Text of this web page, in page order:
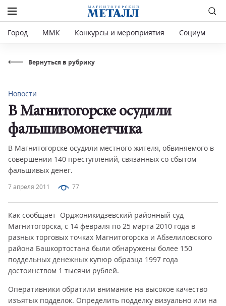
Город ММК Конкурсы и мероприятия Социум
Вернуться в рубрику
7 апреля 2011 77
Новости
В Магнитогорске осудили
фальшивомонетчика
В Магнитогорске осудили местного жителя, обвиняемого в
совершении 140 преступлений, связанных со сбытом
фальшивых денег.
Как сообщает Орджоникидзевский районный суд
Магнитогорска, с 14 февраля по 25 марта 2010 года в
разных торговых точках Магнитогорска и Абзелиловского
района Башкортостана были обнаружены более 150
поддельных денежных купюр образца 1997 года
достоинством 1 тысячи рублей.
Оперативники обратили внимание на высокое качество
изъятых подделок. Определить подделку визуально или на